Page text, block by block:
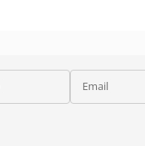
Email